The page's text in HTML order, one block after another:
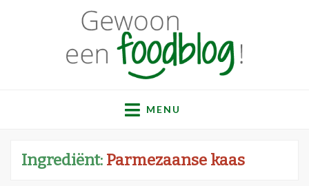
Gewoon een
foodblog!
recepten
MENU
Ingrediënt: Parmezaanse kaas